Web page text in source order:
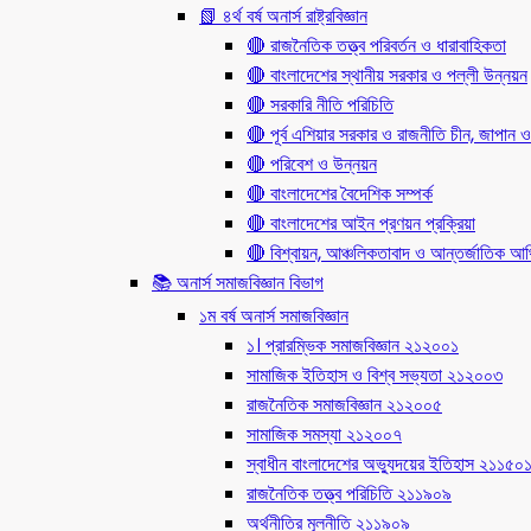
📗 ৪র্থ বর্ষ অনার্স রাষ্ট্রবিজ্ঞান
🔴 রাজনৈতিক তত্ত্ব পরিবর্তন ও ধারাবাহিকতা
🔴 বাংলাদেশের স্থানীয় সরকার ও পল্লী উন্নয়ন
🔴 সরকারি নীতি পরিচিতি
🔴 পূর্ব এশিয়ার সরকার ও রাজনীতি চীন, জাপান
🔴 পরিবেশ ও উন্নয়ন
🔴 বাংলাদেশের বৈদেশিক সম্পর্ক
🔴 বাংলাদেশের আইন প্রণয়ন প্রক্রিয়া
🔴 বিশ্বায়ন, আঞ্চলিকতাবাদ ও আন্তর্জাতিক
📚 অনার্স সমাজবিজ্ঞান বিভাগ
১ম বর্ষ অনার্স সমাজবিজ্ঞান
১। প্রারম্ভিক সমাজবিজ্ঞান ২১২০০১
সামাজিক ইতিহাস ও বিশ্ব সভ্যতা ২১২০০৩
রাজনৈতিক সমাজবিজ্ঞান ২১২০০৫
সামাজিক সমস্যা ২১২০০৭
স্বাধীন বাংলাদেশের অভ্যুদয়ের ইতিহাস ২১১৫০১
রাজনৈতিক তত্ত্ব পরিচিতি ২১১৯০৯
অর্থনীতির মূলনীতি ২১১৯০৯